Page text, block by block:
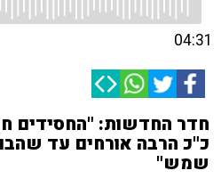
04:31
חדר החדשות: "החסידים
כ"כ הרבה אורחים עד
שמש"